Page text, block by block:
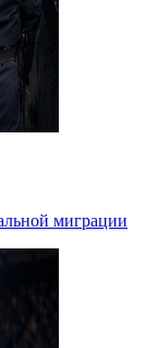
миграции